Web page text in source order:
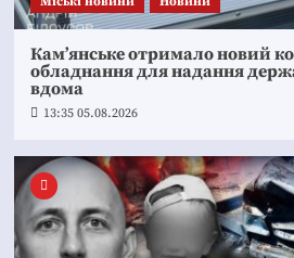
Кам’янське отримало новий
обладнання для надання
вдома
13:35 05.08.2026